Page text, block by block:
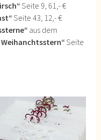
Seite 9, 61,- €
Seite 43, 12,- €
aus dem
Seite